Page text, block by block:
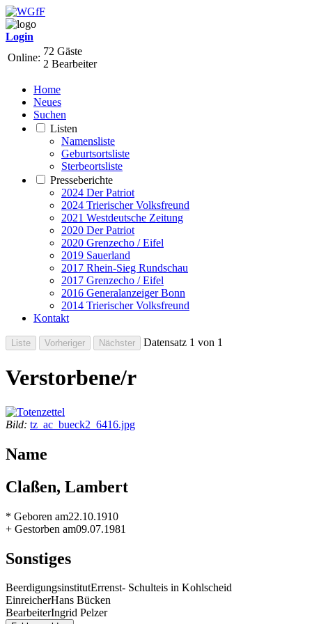
Login
Online:
72 Gäste
2 Bearbeiter
Home
Neues
Suchen
Listen
Namensliste
Geburtsortsliste
Sterbeortsliste
Presseberichte
2024 Der Patriot
2024 Trierischer Volksfreund
2021 Westdeutsche Zeitung
2020 Der Patriot
2020 Grenzecho / Eifel
2019 Sauerland
2017 Rhein-Sieg Rundschau
2017 Grenzecho / Eifel
2016 Generalanzeiger Bonn
2014 Trierischer Volksfreund
Kontakt
Datensatz 1 von 1
Verstorbene/r
Bild: tz_ac_bueck2_6416.jpg
Name
Claßen, Lambert
* Geboren am22.10.1910
+ Gestorben am09.07.1981
Sonstiges
BeerdigungsinstitutErrenst- Schulteis in Kohlscheid
EinreicherHans Bücken
BearbeiterIngrid Pelzer